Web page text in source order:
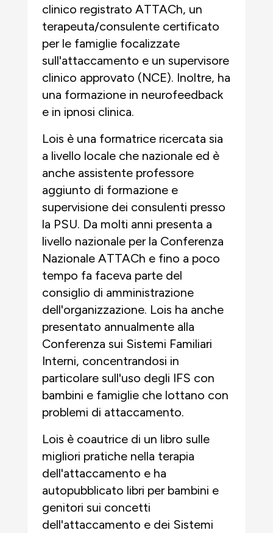
clinico registrato ATTACh, un
terapeuta/consulente certificato
per le famiglie focalizzate
sull'attaccamento e un supervisore
clinico approvato (NCE). Inoltre, ha
una formazione in neurofeedback
e in ipnosi clinica.
Lois è una formatrice ricercata sia
a livello locale che nazionale ed è
anche assistente professore
aggiunto di formazione e
supervisione dei consulenti presso
la PSU. Da molti anni presenta a
livello nazionale per la Conferenza
Nazionale ATTACh e fino a poco
tempo fa faceva parte del
consiglio di amministrazione
dell'organizzazione. Lois ha anche
presentato annualmente alla
Conferenza sui Sistemi Familiari
Interni, concentrandosi in
particolare sull'uso degli IFS con
bambini e famiglie che lottano con
problemi di attaccamento.
Lois è coautrice di un libro sulle
migliori pratiche nella terapia
dell'attaccamento e ha
autopubblicato libri per bambini e
genitori sui concetti
dell'attaccamento e dei Sistemi